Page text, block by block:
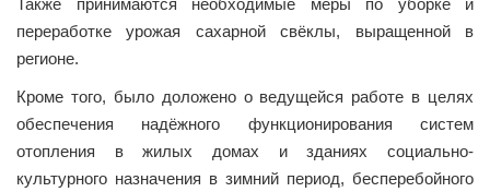
Также принимаются необходимые меры по уборке и
переработке урожая сахарной свёклы, выращенной в
регионе.
Кроме того, было доложено о ведущейся работе в целях
обес­печения надёжного функционирования систем
отопления в жилых домах и зданиях социально-
культурного назначения в зимний период, бесперебойного